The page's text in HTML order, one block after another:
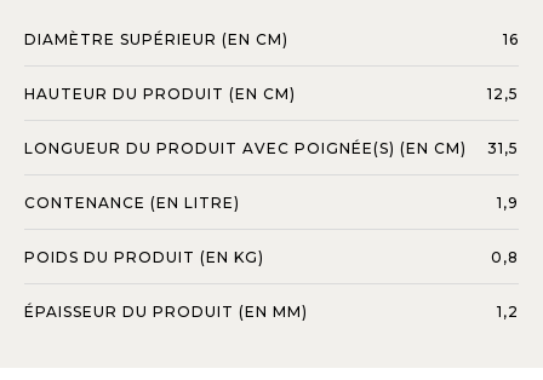
DIAMÈTRE SUPÉRIEUR (EN CM) 16
HAUTEUR DU PRODUIT (EN CM) 12,5
LONGUEUR DU PRODUIT AVEC POIGNÉE(S) (EN CM) 31,5
CONTENANCE (EN LITRE) 1,9
POIDS DU PRODUIT (EN KG) 0,8
ÉPAISSEUR DU PRODUIT (EN MM) 1,2